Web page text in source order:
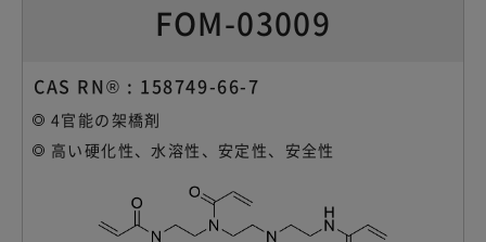
FOM-03009
CAS RN® : 158749-66-7
4官能の架橋剤
高い硬化性、水溶性、安定性、安全性